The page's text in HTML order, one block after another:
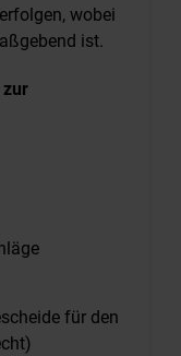
wobei
ist.
zur
für den